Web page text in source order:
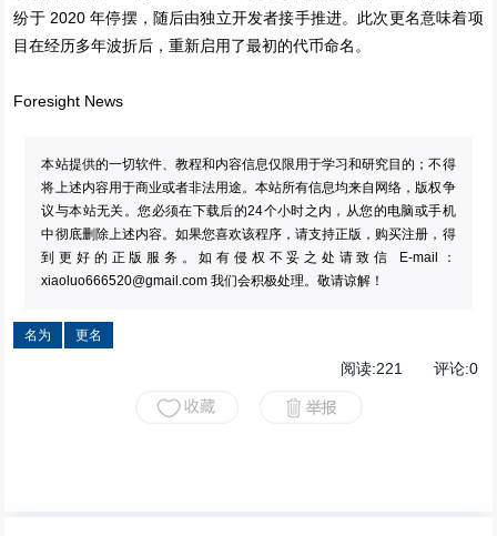
纷于 2020 年停摆，随后由独立开发者接手推进。此次更名意味着项
目在经历多年波折后，重新启用了最初的代币命名。
Foresight News
本站提供的一切软件、教程和内容信息仅限用于学习和研究目的；不得
将上述内容用于商业或者非法用途。本站所有信息均来自网络，版权争
议与本站无关。您必须在下载后的24个小时之内，从您的电脑或手机
中彻底删除上述内容。如果您喜欢该程序，请支持正版，购买注册，得
到更好的正版服务。如有侵权不妥之处请致信 E-mail：
xiaoluo666520@gmail.com 我们会积极处理。敬请谅解！
名为 更名
阅读:221 评论:0